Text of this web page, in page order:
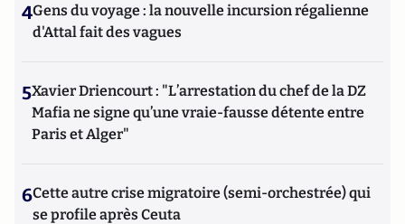
4Gens du voyage : la nouvelle incursion régalienne
d'Attal fait des vagues
5Xavier Driencourt : "L’arrestation du chef de la DZ
Mafia ne signe qu’une vraie-fausse détente entre
Paris et Alger"
6Cette autre crise migratoire (semi-orchestrée) qui
se profile après Ceuta